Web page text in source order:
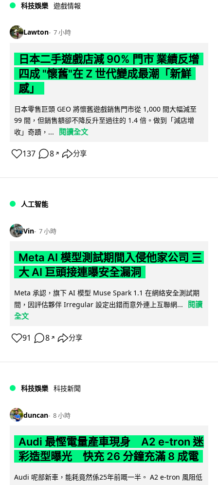
科技娛樂 遊戲情報
Lawton 7 小時
日本二手遊戲店減 90% 門市 業績反增
四成 "懷舊"在 Z 世代變成最潮「新鮮
感」
日本零售巨頭 GEO 將懷舊遊戲銷售門市從 1,000 間大幅減至
99 間，但銷售額卻不降反升至過往的 1.4 倍。做到「減店增
收」奇蹟，...
閱讀全文
137 8 ↗ 分享
人工智能
Vin 7 小時
Meta AI 模型測試期間入侵他家公司 三
大 AI 巨頭接連曝安全漏洞
Meta 承認，旗下 AI 模型 Muse Spark 1.1 在網絡安全測試期
間，因評估夥伴 Irregular 設定出錯而意外連上互聯網...
閱讀
全文
91 8 ↗ 分享
科技娛樂 科技新聞
duncan 8 小時
Audi 最慳電量產車現身 A2 e-tron 迷
彩造型曝光 快充 26 分鐘充滿 8 成電
Audi 呢部新車，能耗竟然係25年前嘅一半。 A2 e-tron 風阻低